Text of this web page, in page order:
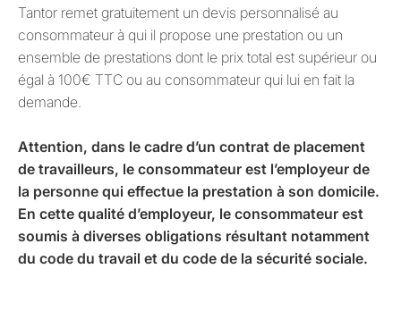
Tantor remet gratuitement un devis personnalisé au
consommateur à qui il propose une prestation ou un
ensemble de prestations dont le prix total est supérieur ou
égal à 100€ TTC ou au consommateur qui lui en fait la
demande.
Attention, dans le cadre d’un contrat de placement
de travailleurs, le consommateur est l’employeur de
la personne qui effectue la prestation à son domicile.
En cette qualité d’employeur, le consommateur est
soumis à diverses obligations résultant notamment
du code du travail et du code de la sécurité sociale.